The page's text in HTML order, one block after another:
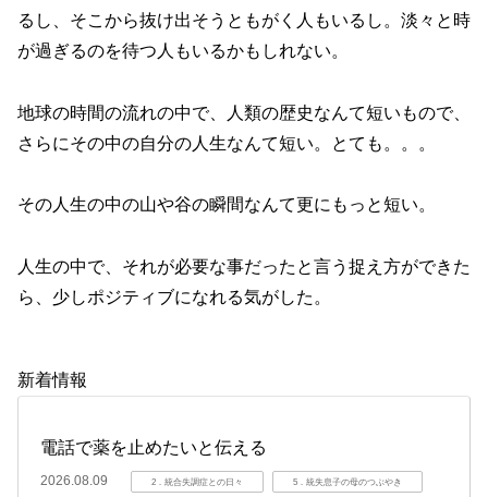
るし、そこから抜け出そうともがく人もいるし。淡々と時
が過ぎるのを待つ人もいるかもしれない。
地球の時間の流れの中で、人類の歴史なんて短いもので、
さらにその中の自分の人生なんて短い。とても。。。
その人生の中の山や谷の瞬間なんて更にもっと短い。
人生の中で、それが必要な事だったと言う捉え方ができた
ら、少しポジティブになれる気がした。
新着情報
電話で薬を止めたいと伝える
2026.08.09 2．統合失調症との日々 5．統失息子の母のつぶやき